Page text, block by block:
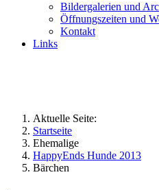
Bildergalerien und
Öffnungszeiten und
Kontakt
Links
Aktuelle Seite:
Startseite
Ehemalige
HappyEnds Hunde 2013
Bärchen